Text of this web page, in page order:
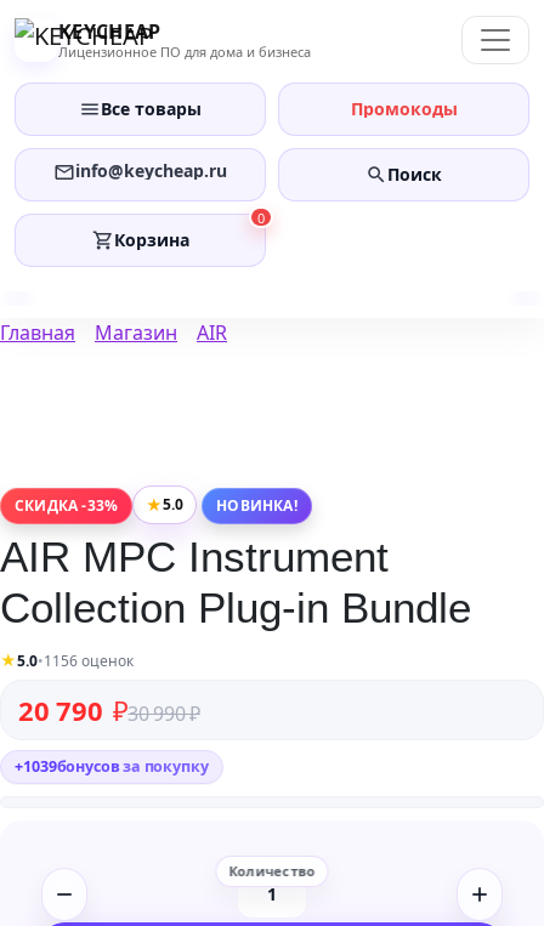
Перейти
KEYCHEAP
Лицензионное ПО для дома и бизнеса
Все товары Промокоды
info@keycheap.ru Поиск
0
Корзина
Главная Магазин AIR
СКИДКА -33% ★5.0 НОВИНКА!
AIR MPC Instrument
Collection Plug-in Bundle
★5.0•1156 оценок
30 990₽
Первоначальная цена составляла 30 990 ₽.
20 790 ₽
Текущая цена: 20 790 ₽.
+1039бонусовза покупку
Количество